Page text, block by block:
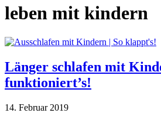
leben mit kindern
Länger schlafen mit
funktioniert’s!
14. Februar 2019